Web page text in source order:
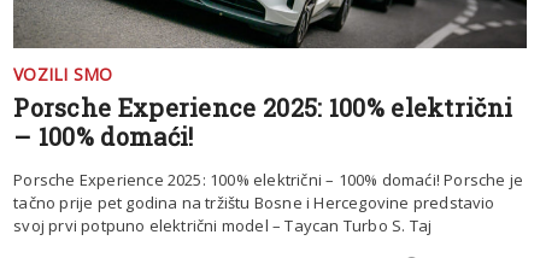
VOZILI SMO
Porsche Experience 2025: 100% električni
– 100% domaći!
Porsche Experience 2025: 100% električni – 100% domaći! Porsche je
tačno prije pet godina na tržištu Bosne i Hercegovine predstavio
svoj prvi potpuno električni model – Taycan Turbo S. Taj